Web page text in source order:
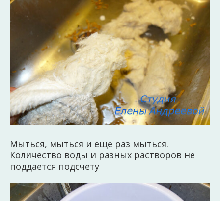
Мыться, мыться и еще раз мыться.
Количество воды и разных растворов не
поддается подсчету